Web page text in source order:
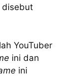
disebut
YouTuber
ini dan
ini